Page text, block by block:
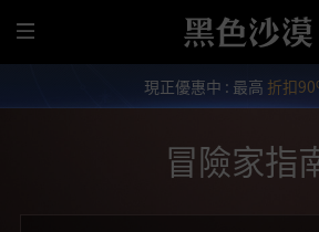
全
部
單
現正優惠中 : 最高 折扣
冒險家指